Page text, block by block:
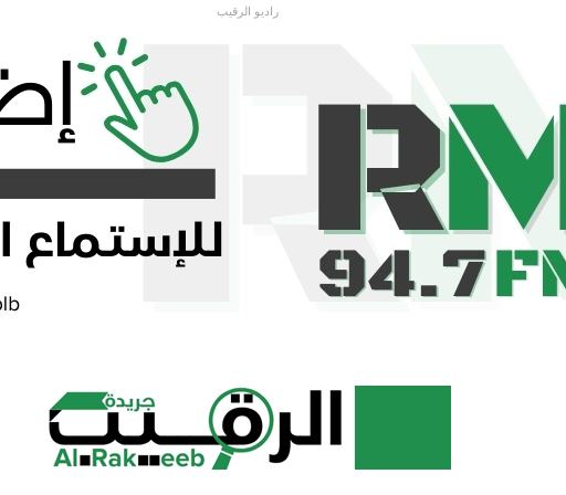
راديو الرقيب